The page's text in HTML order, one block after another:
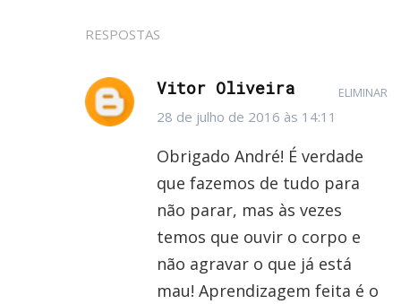
RESPOSTAS
Vitor Oliveira
28 de julho de 2016 às 14:11
Obrigado André! É verdade
que fazemos de tudo para
não parar, mas às vezes
temos que ouvir o corpo e
não agravar o que já está
mau! Aprendizagem feita é o
ELIMINAR